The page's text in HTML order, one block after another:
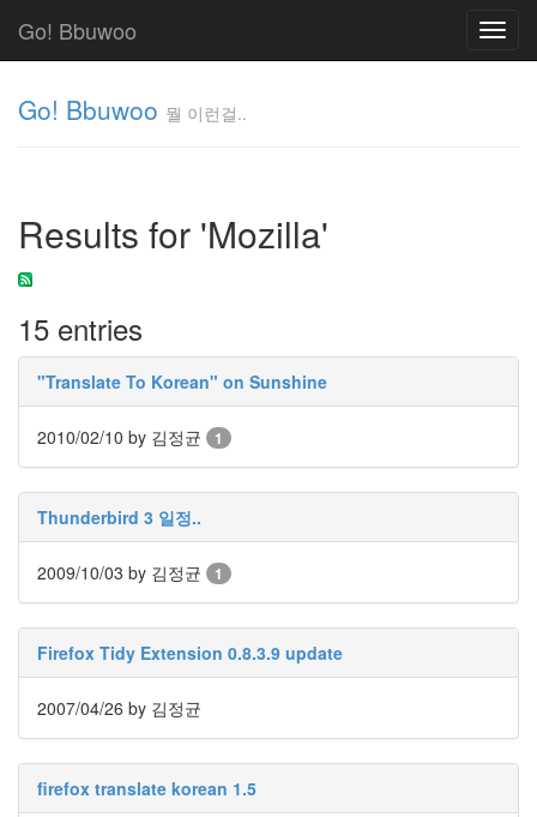
Go! Bbuwoo
Go! Bbuwoo 뭘 이런걸..
Results for 'Mozilla'
15 entries
"Translate To Korean" on Sunshine
2010/02/10 by 김정균 1
Thunderbird 3 일정..
2009/10/03 by 김정균 1
Firefox Tidy Extension 0.8.3.9 update
2007/04/26 by 김정균
firefox translate korean 1.5
걸..
김
정
균
Cloud
녕
스
AnNyung
Firefox
군